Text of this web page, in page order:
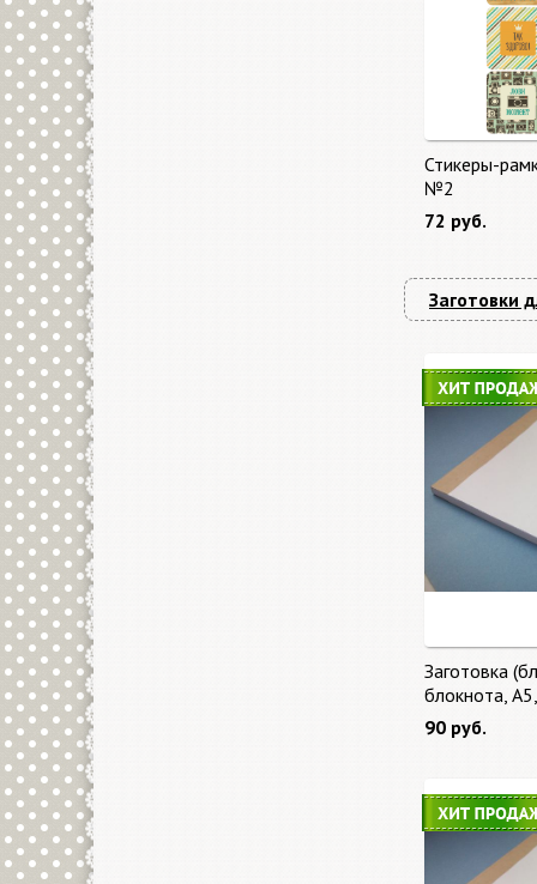
Стикеры-
№2
72 руб.
Заготовки
Заготовка
блокнота,
90 руб.